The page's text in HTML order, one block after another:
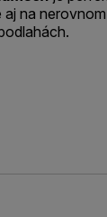
na nerovnom